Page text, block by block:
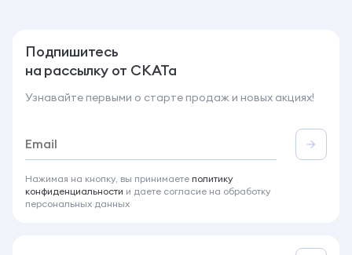
Подпишитесь
на рассылку от СКАТа
Узнавайте первыми о старте продаж и новых акциях!
Нажимая на кнопку, вы принимаете политику
конфиденциальности и даете согласие на обработку
персональных данных